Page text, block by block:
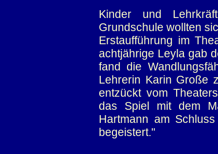
Kinder und
Grundschule wollten
Erstaufführung im
achtjährige Leyla gab
fand die
Lehrerin Karin Große
entzückt vom
das Spiel mit dem
Hartmann am
begeistert."